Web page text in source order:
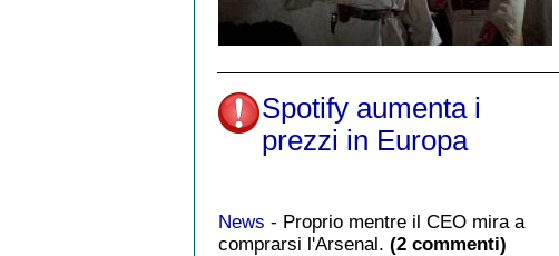
Spotify aumenta i
prezzi in Europa
News - Proprio mentre il CEO mira a
comprarsi l'Arsenal. (2 commenti)